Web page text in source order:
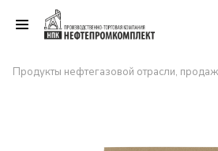
Продукты нефтегазовой отрасли,